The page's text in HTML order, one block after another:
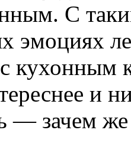
С
эмоциях
кухонным
и
— зачем же